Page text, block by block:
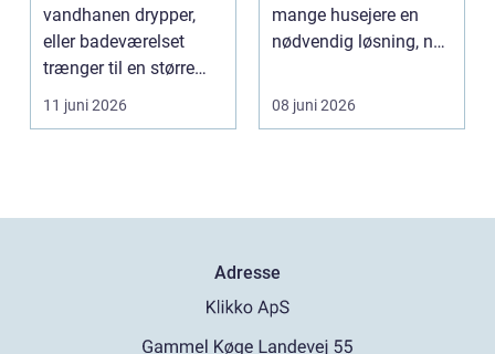
vandhanen drypper,
eller badeværelset
trænger til en større
renovering, er en dy...
11 juni 2026
mange husejere en
nødvendig løsning, når
mørke, ut...
08 juni 2026
Adresse